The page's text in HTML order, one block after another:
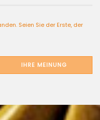
Seien Sie der Erste, der
IHRE MEINUNG